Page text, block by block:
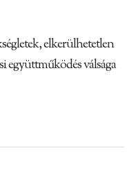
elkerülhetetlen
együttműködés válsága